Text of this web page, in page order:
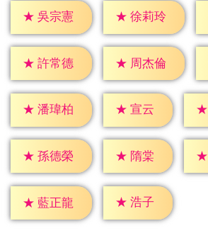
★ 吳宗憲 ★ 徐莉玲
★ 許常德 ★ 周杰倫
★ 潘瑋柏 ★ 宣云 ★
★ 孫德榮 ★ 隋棠 ★
★ 藍正龍 ★ 浩子